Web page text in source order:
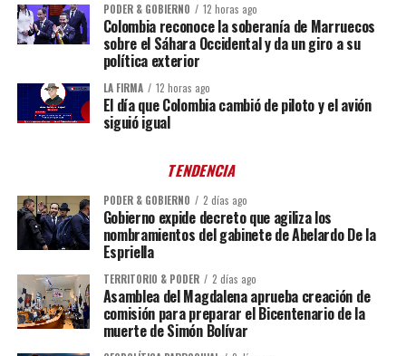
PODER & GOBIERNO 12 horas ago
Colombia reconoce la soberanía de Marruecos
sobre el Sáhara Occidental y da un giro a su
política exterior
LA FIRMA 12 horas ago
El día que Colombia cambió de piloto y el avión
siguió igual
TENDENCIA
PODER & GOBIERNO 2 días ago
Gobierno expide decreto que agiliza los
nombramientos del gabinete de Abelardo De la
Espriella
TERRITORIO & PODER 2 días ago
Asamblea del Magdalena aprueba creación de
comisión para preparar el Bicentenario de la
muerte de Simón Bolívar